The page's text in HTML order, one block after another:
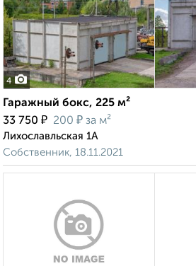
4
Гаражный бокс, 225 м²
33 750 ₽ 200 ₽ за м²
Лихославльская 1А
Собственник, 18.11.2021